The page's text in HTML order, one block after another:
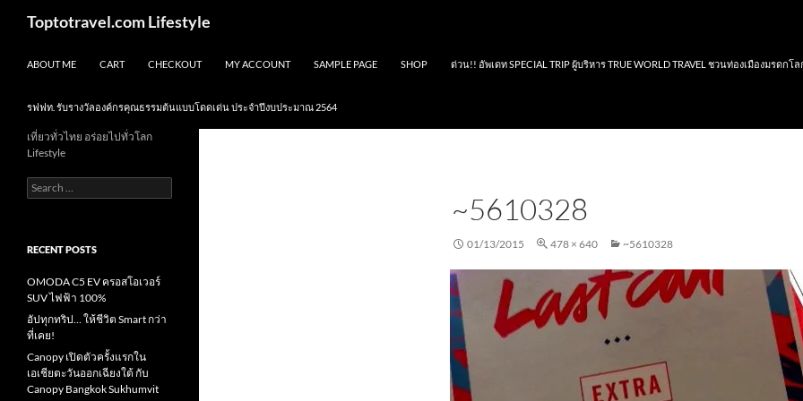
Toptotravel.com Lifestyle
ABOUT ME CART CHECKOUT MY ACCOUNT SAMPLE PAGE SHOP ด่วน!! อัพเดท SPECIAL TRIP ผู้บริหาร TRUE WORLD TRAVEL ชวนท่องเมืองมรดกโล
รฟฟท. รับรางวัลองค์กรคุณธรรมต้นแบบโดดเด่น ประจำปีงบประมาณ 2564
~5610328
01/13/2015 478 × 640 ~5610328
เที่ยวทั่วไทย อร่อยไปทั่วโลก
Lifestyle
Search
for:
RECENT POSTS
OMODA C5 EV ครอสโอเวอร์
SUV ไฟฟ้า 100%
อัปทุกทริป… ให้ชีวิต Smart กว่า
ที่เคย!
Canopy เปิดตัวครั้งแรกใน
เอเชียตะวันออกเฉียงใต้ กับ
Canopy Bangkok Sukhumvit